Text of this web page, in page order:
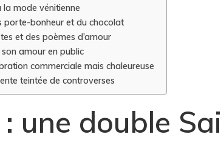
la mode vénitienne
porte-bonheur et du chocolat
et des poèmes d’amour
son amour en public
commerciale mais chaleureuse
teintée de controverses
: une double